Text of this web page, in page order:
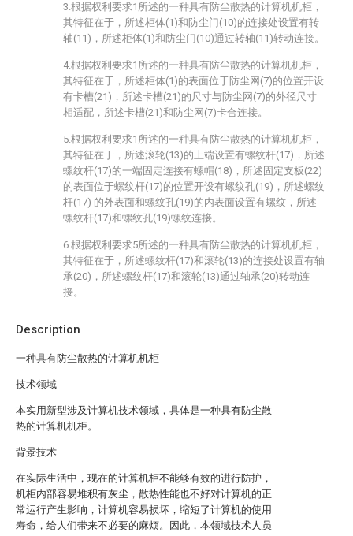
Description
一种具有防尘散热的计算机机柜
技术领域
本实用新型涉及计算机技术领域，具体是一种具有防尘散
热的计算机机柜。
背景技术
在实际生活中，现在的计算机柜不能够有效的进行防护，
机柜内部容易堆积有灰尘，散热性能也不好对计算机的正
常运行产生影响，计算机容易损坏，缩短了计算机的使用
寿命，给人们带来不必要的麻烦。因此，本领域技术人员
3.根据权利要求1所述的一种具有防尘散热的计算机机柜，
其特征在于，所述柜体(1)和防尘门(10)的连接处设置有转
轴(11)，所述柜体(1)和防尘门(10)通过转轴(11)转动连接。
4.根据权利要求1所述的一种具有防尘散热的计算机机柜，
其特征在于，所述柜体(1)的表面位于防尘网(7)的位置开设
有卡槽(21)，所述卡槽(21)的尺寸与防尘网(7)的外径尺寸
相适配，所述卡槽(21)和防尘网(7)卡合连接。
5.根据权利要求1所述的一种具有防尘散热的计算机机柜，
其特征在于，所述滚轮(13)的上端设置有螺纹杆(17)，所述
螺纹杆(17)的一端固定连接有螺帽(18)，所述固定支板(22)
的表面位于螺纹杆(17)的位置开设有螺纹孔(19)，所述螺纹
杆(17) 的外表面和螺纹孔(19)的内表面设置有螺纹，所述
螺纹杆(17)和螺纹孔(19)螺纹连接。
6.根据权利要求5所述的一种具有防尘散热的计算机机柜，
其特征在于，所述螺纹杆(17)和滚轮(13)的连接处设置有轴
承(20)，所述螺纹杆(17)和滚轮(13)通过轴承(20)转动连
接。